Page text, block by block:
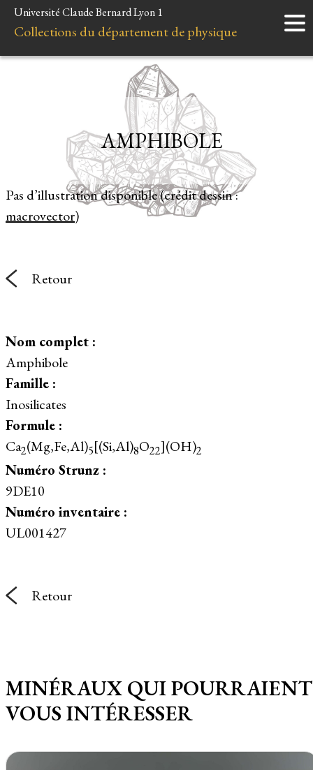
Accueil
Instruments
Liens et ressources
Université Claude Bernard Lyon 1
Collections du département de physique
Pas d’illustration disponible (crédit dessin :
macrovector)
AMPHIBOLE
Retour
Nom complet :
Amphibole
Famille :
Inosilicates
Formule :
Ca2(Mg,Fe,Al)5[(Si,Al)8O22](OH)2
Numéro Strunz :
9DE10
Numéro inventaire :
UL001427
Retour
MINÉRAUX QUI POURRAIENT
VOUS INTÉRESSER